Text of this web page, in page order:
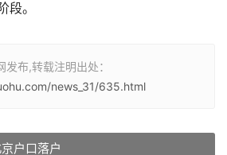
段。
布,转载注明出处：
news_31/635.html
户口落户